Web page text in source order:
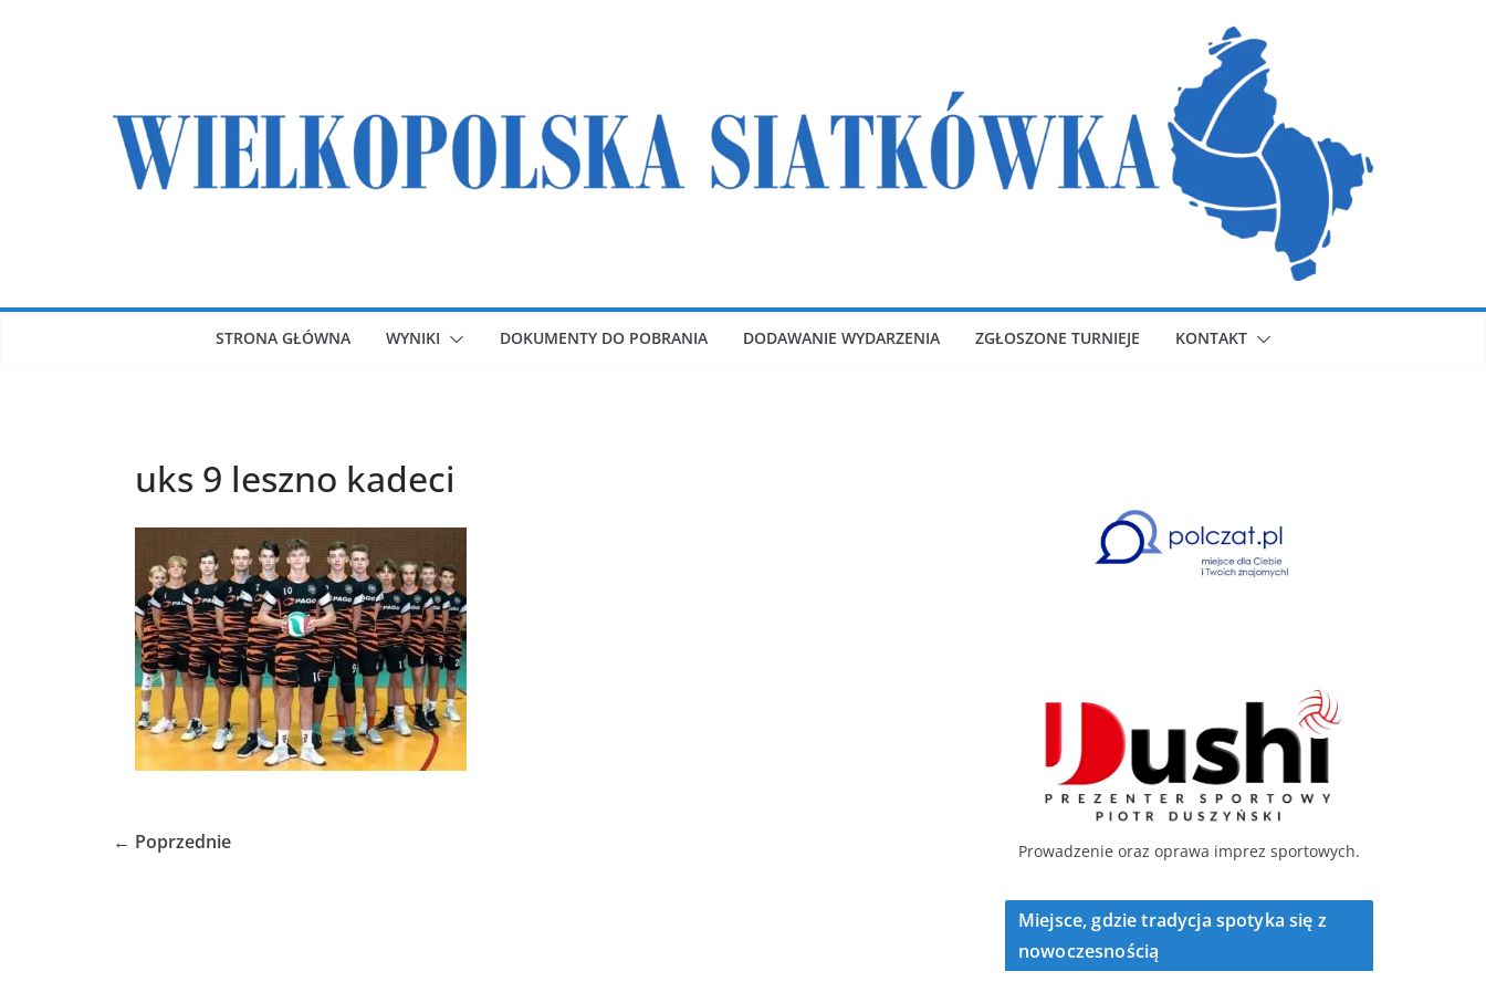
STRONA GŁÓWNA WYNIKI DOKUMENTY DO POBRANIA DODAWANIE WYDARZENIA ZGŁOSZONE TURNIEJE KONTAKT
uks 9 leszno kadeci
← Poprzednie Prowadzenie oraz oprawa imprez sportowych.
Miejsce, gdzie tradycja spotyka się z
nowoczesnością